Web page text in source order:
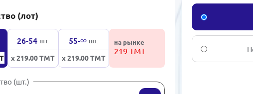
(лот)
26-54 шт.
x 219.00ТМТ
55-∞ шт.
x 219.00ТМТ
на рынке
219 ТМТ
(шт.)